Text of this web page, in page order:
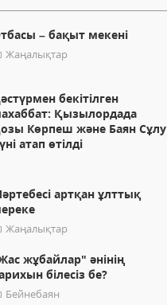
– бақыт мекені
Жаңалықтар
бекітілген
Қызылордада
Көрпеш және Баян Сұлу
атап өтілді
артқан ұлттық
Жаңалықтар
жұбайлар" әнінің
білесіз бе?
Бейнебаян